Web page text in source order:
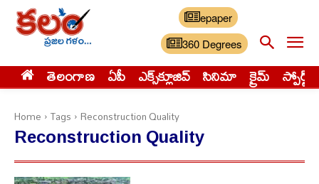
epaper
360 Degrees
తెలంగాణ ఏపీ ఎక్స్‌క్లూజివ్‌ సినిమా క్రైమ్ స్పోర్ట్స్
Home Tags Reconstruction Quality
Reconstruction Quality